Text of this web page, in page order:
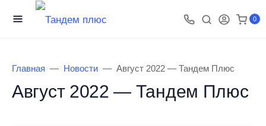
0
Главная Новости Август 2022 — Тандем Плюс
Август 2022 — Тандем Плюс